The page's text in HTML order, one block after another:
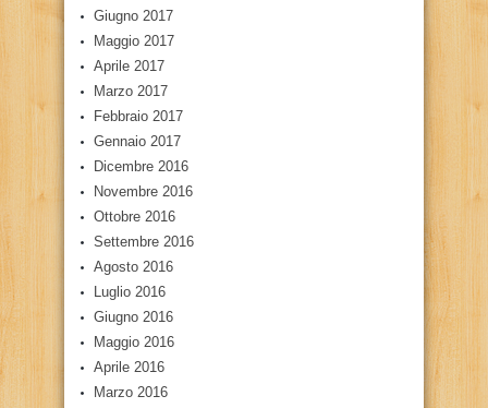
Giugno 2017
Maggio 2017
Aprile 2017
Marzo 2017
Febbraio 2017
Gennaio 2017
Dicembre 2016
Novembre 2016
Ottobre 2016
Settembre 2016
Agosto 2016
Luglio 2016
Giugno 2016
Maggio 2016
Aprile 2016
Marzo 2016